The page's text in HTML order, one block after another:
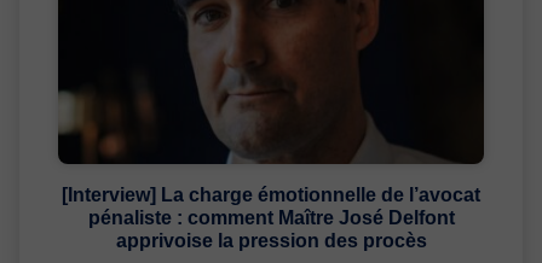
[Interview] La charge émotionnelle de l’avocat
pénaliste : comment Maître José Delfont
apprivoise la pression des procès